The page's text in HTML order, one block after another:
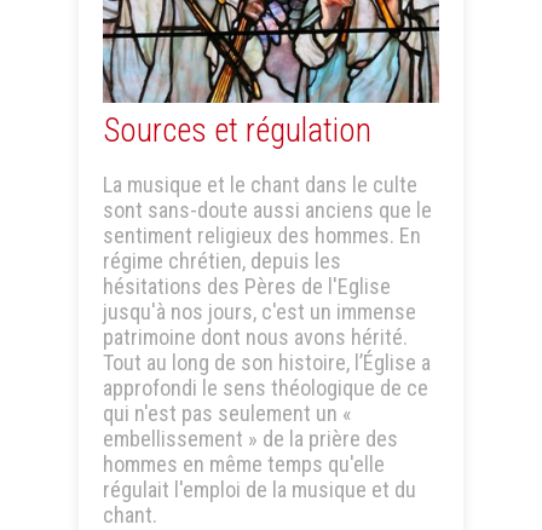
Sources et régulation
La musique et le chant dans le culte
sont sans-doute aussi anciens que le
sentiment religieux des hommes. En
régime chrétien, depuis les
hésitations des Pères de l'Eglise
jusqu'à nos jours, c'est un immense
patrimoine dont nous avons hérité.
Tout au long de son histoire, l’Église a
approfondi le sens théologique de ce
qui n'est pas seulement un «
embellissement » de la prière des
hommes en même temps qu'elle
régulait l'emploi de la musique et du
chant.